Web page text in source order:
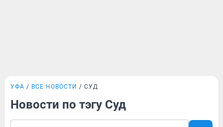
УФА ВСЕ НОВОСТИ СУД
Новости по тэгу Суд